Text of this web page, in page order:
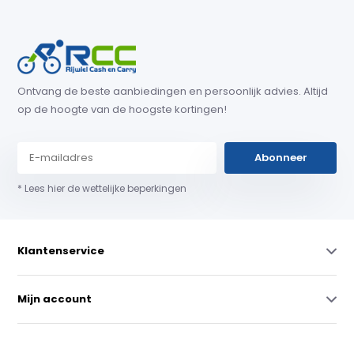
Ontvang de beste aanbiedingen en persoonlijk advies. Altijd
op de hoogte van de hoogste kortingen!
Abonneer
* Lees hier de wettelijke beperkingen
Klantenservice
Mijn account